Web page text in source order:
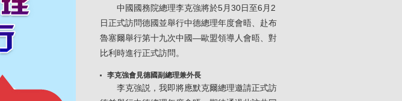
中國國務院總理李克強將於5月30日至6月2
日正式訪問德國並舉行中德總理年度會晤、赴布
魯塞爾舉行第十九次中國—歐盟領導人會晤、對
比利時進行正式訪問。
李克強會見德國副總理兼外長
李克強説，我即將應默克爾總理邀請正式訪